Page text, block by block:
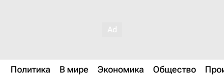
Политика В мире Экономика Общество